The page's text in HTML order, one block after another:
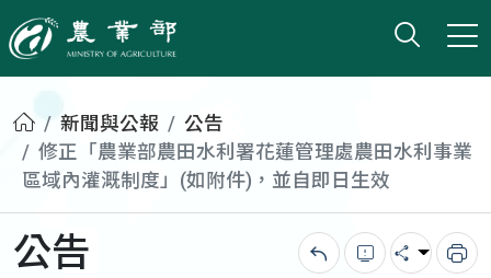
農業部
打開
小版
首頁新聞與公報
公告
修正「農業部農田水利署花蓮管理處農田水利事業
區域內灌溉制度」(如附件)，並自即日生效
公告 回上一頁錯誤回報
分享 列